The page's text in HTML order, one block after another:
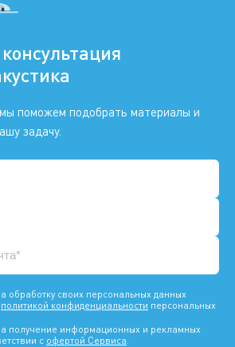
поможем подобрать материалы и
задачу.
обработку своих персональных данных
политикой конфиденциальности персональных
получение информационных и рекламных
с офертой Сервиса